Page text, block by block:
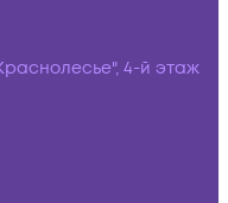
4-й этаж